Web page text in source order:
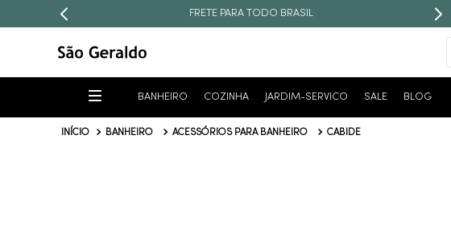
FRETE PARA TODO BRASIL
BANHEIRO COZINHA JARDIM-SERVICO SALE BLOG
BANHEIRO ACESSÓRIOS PARA BANHEIRO CABIDE